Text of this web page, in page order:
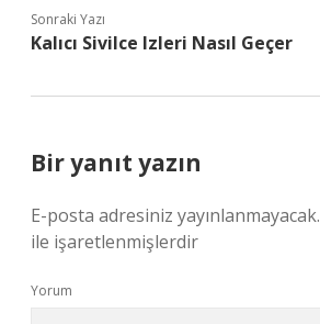
Sonraki Yazı
Kalıcı Sivilce Izleri Nasıl Geçer
Bir yanıt yazın
E-posta adresiniz yayınlanmayacak.
ile işaretlenmişlerdir
Yorum